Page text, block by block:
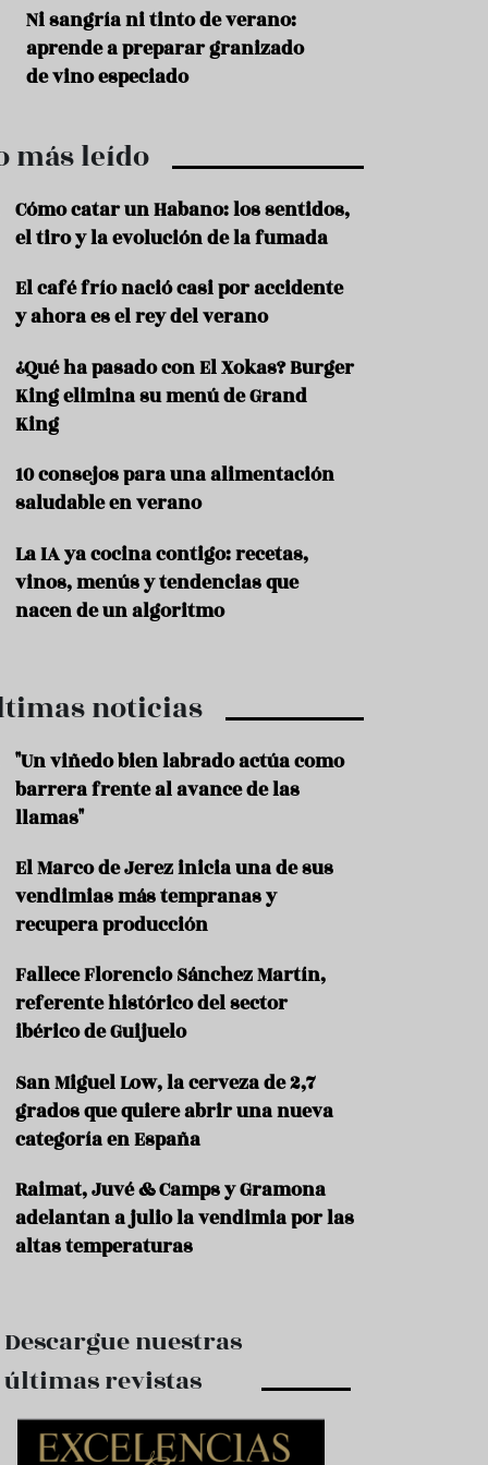
t
o
m
R
e
S
u
d
o
d
n
e
r
a
n
s
F
n
Ni sangría ni tinto de verano:
aprende a preparar granizado
de vino especiado
más leído
Cómo catar un Habano: los sentidos,
el tiro y la evolución de la fumada
El café frío nació casi por accidente
y ahora es el rey del verano
¿Qué ha pasado con El Xokas? Burger
King elimina su menú de Grand
King
10 consejos para una alimentación
saludable en verano
La IA ya cocina contigo: recetas,
vinos, menús y tendencias que
nacen de un algoritmo
noticias
"Un viñedo bien labrado actúa como
barrera frente al avance de las
llamas"
El Marco de Jerez inicia una de sus
vendimias más tempranas y
recupera producción
Fallece Florencio Sánchez Martín,
referente histórico del sector
ibérico de Guijuelo
San Miguel Low, la cerveza de 2,7
grados que quiere abrir una nueva
categoría en España
Raimat, Juvé & Camps y Gramona
adelantan a julio la vendimia por las
altas temperaturas
Descargue nuestras
últimas revistas